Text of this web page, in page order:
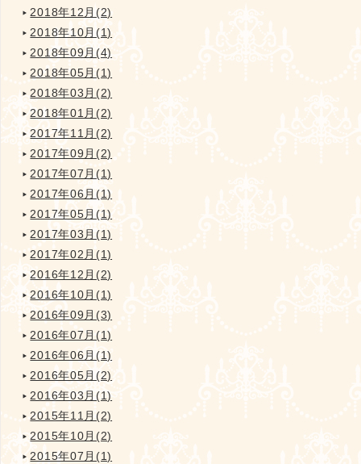
2018年12月(2)
2018年10月(1)
2018年09月(4)
2018年05月(1)
2018年03月(2)
2018年01月(2)
2017年11月(2)
2017年09月(2)
2017年07月(1)
2017年06月(1)
2017年05月(1)
2017年03月(1)
2017年02月(1)
2016年12月(2)
2016年10月(1)
2016年09月(3)
2016年07月(1)
2016年06月(1)
2016年05月(2)
2016年03月(1)
2015年11月(2)
2015年10月(2)
2015年07月(1)